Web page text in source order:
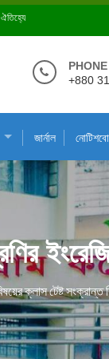
ঐতিহ্যে
PHONE
+880
জার্নাল
ক্লাস টেষ্ট সংক্রান্ত